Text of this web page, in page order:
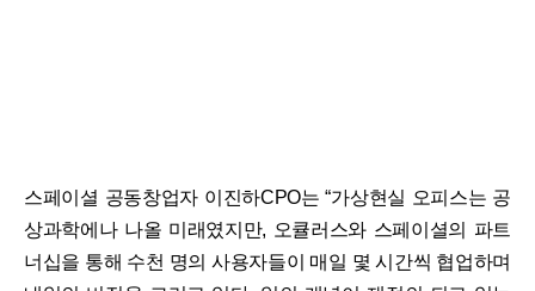
스페이셜 공동창업자 이진하CPO는 “가상현실 오피스는 공
상과학에나 나올 미래였지만, 오큘러스와 스페이셜의 파트
너십을 통해 수천 명의 사용자들이 매일 몇 시간씩 협업하며